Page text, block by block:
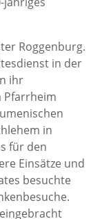
Roggenburg.
in der
ihr
Pfarrheim
in
für den
Einsätze und
besuchte